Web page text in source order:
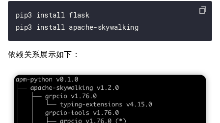
pip3 install flask
pip3 install apache-skywalking
依赖关系展示如下：